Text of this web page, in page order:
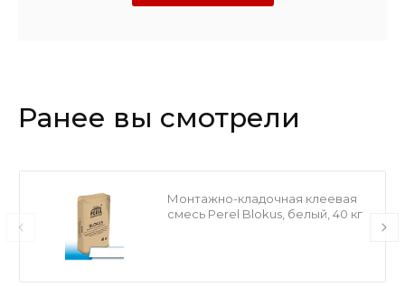
Ранее вы смотрели
Монтажно-кладочная клеевая
смесь Perel Blokus, белый, 40 кг